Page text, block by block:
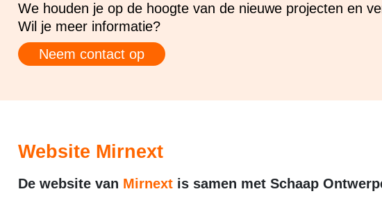
We houden je op de hoogte van de nieuwe projecten en
Wil je meer informatie?
Neem contact op
Website Mirnext
De website van Mirnext is samen met Schaap